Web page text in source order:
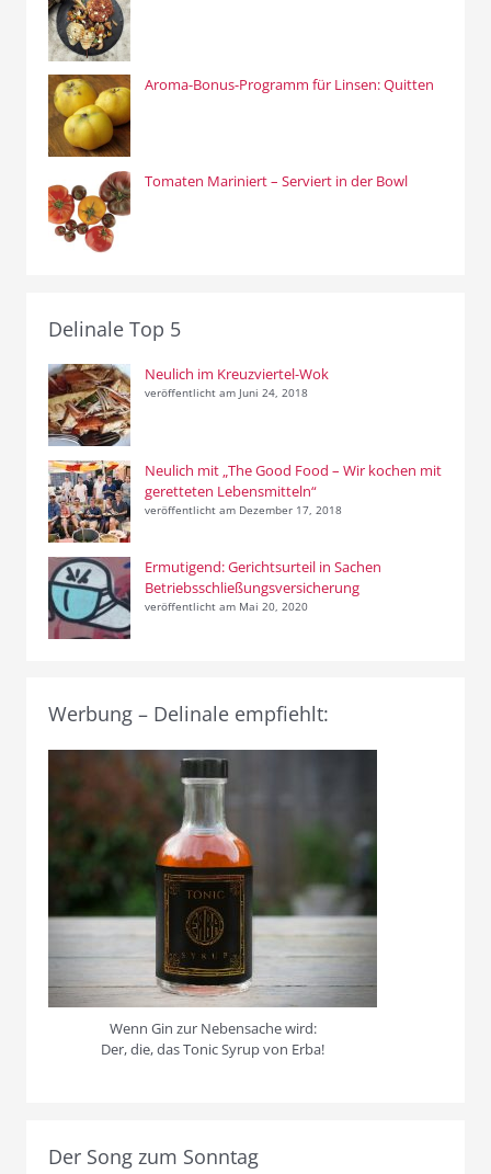
Aroma-Bonus-Programm für Linsen: Quitten
Tomaten Mariniert – Serviert in der Bowl
Delinale Top 5
Neulich im Kreuzviertel-Wok
veröffentlicht am Juni 24, 2018
Neulich mit „The Good Food – Wir kochen mit
geretteten Lebensmitteln“
veröffentlicht am Dezember 17, 2018
Ermutigend: Gerichtsurteil in Sachen
Betriebsschließungsversicherung
veröffentlicht am Mai 20, 2020
Werbung – Delinale empfiehlt:
Wenn Gin zur Nebensache wird:
Der, die, das Tonic Syrup von Erba!
Der Song zum Sonntag